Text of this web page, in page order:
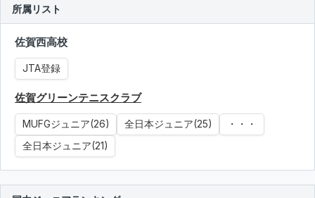
所属リスト
佐賀西高校
JTA登録
佐賀グリーンテニスクラブ
MUFGジュニア(26) 全日本ジュニア(25)
・・・
全日本ジュニア(21)